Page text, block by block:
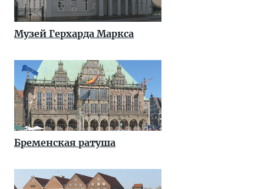
Музей Герхарда Маркса
Бременская ратуша